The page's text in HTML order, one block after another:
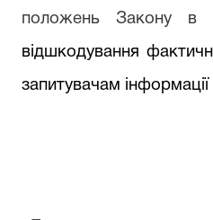
положень Закону в
відшкодування
запитувачам інформації